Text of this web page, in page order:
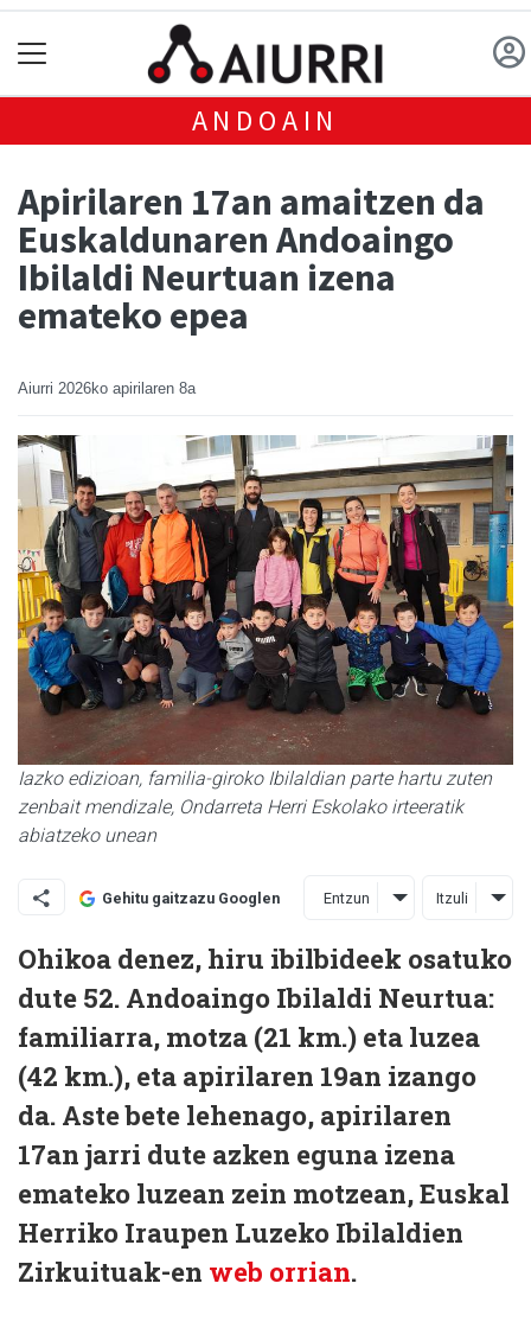
ANDOAIN
Apirilaren 17an amaitzen da
Euskaldunaren Andoaingo
Ibilaldi Neurtuan izena
emateko epea
Aiurri 2026ko apirilaren 8a
Iazko edizioan, familia-giroko Ibilaldian parte hartu zuten
zenbait mendizale, Ondarreta Herri Eskolako irteeratik
abiatzeko unean
Gehitu gaitzazu Googlen Entzun Itzuli
Ohikoa denez, hiru ibilbideek osatuko
dute 52. Andoaingo Ibilaldi Neurtua:
familiarra, motza (21 km.) eta luzea
(42 km.), eta apirilaren 19an izango
da. Aste bete lehenago, apirilaren
17an jarri dute azken eguna izena
emateko luzean zein motzean, Euskal
Herriko Iraupen Luzeko Ibilaldien
Zirkuituak-en web orrian.